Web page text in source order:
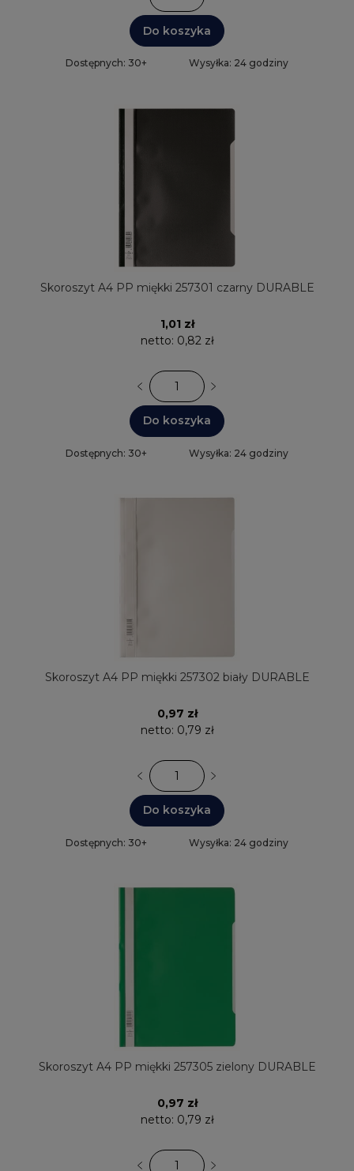
Do koszyka
Dostępnych: 30+ Wysyłka: 24 godziny
Skoroszyt A4 PP miękki 257301 czarny DURABLE
1,01 zł
netto: 0,82 zł
Do koszyka
Dostępnych: 30+ Wysyłka: 24 godziny
Skoroszyt A4 PP miękki 257302 biały DURABLE
0,97 zł
netto: 0,79 zł
Do koszyka
Dostępnych: 30+ Wysyłka: 24 godziny
Skoroszyt A4 PP miękki 257305 zielony DURABLE
0,97 zł
netto: 0,79 zł